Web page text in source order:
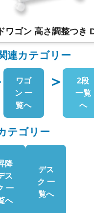
ワゴン 高さ調整つき
連カテゴリー
ワゴ
ン 一
覧へ
＞
2段
一覧
へ
テゴリー
降
ス
一
へ
デス
ク 一
覧へ